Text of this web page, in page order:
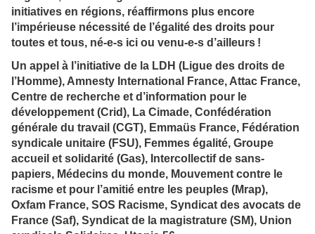
initiatives en régions, réaffirmons plus encore
l’impérieuse nécessité de l’égalité des droits pour
toutes et tous, né-e-s ici ou venu-e-s d’ailleurs !
Un appel à l’initiative de la LDH (Ligue des droits de
l’Homme), Amnesty International France, Attac France,
Centre de recherche et d’information pour le
développement (Crid), La Cimade, Confédération
générale du travail (CGT), Emmaüs France, Fédération
syndicale unitaire (FSU), Femmes égalité, Groupe
accueil et solidarité (Gas), Intercollectif de sans-
papiers, Médecins du monde, Mouvement contre le
racisme et pour l’amitié entre les peuples (Mrap),
Oxfam France, SOS Racisme, Syndicat des avocats de
France (Saf), Syndicat de la magistrature (SM), Union